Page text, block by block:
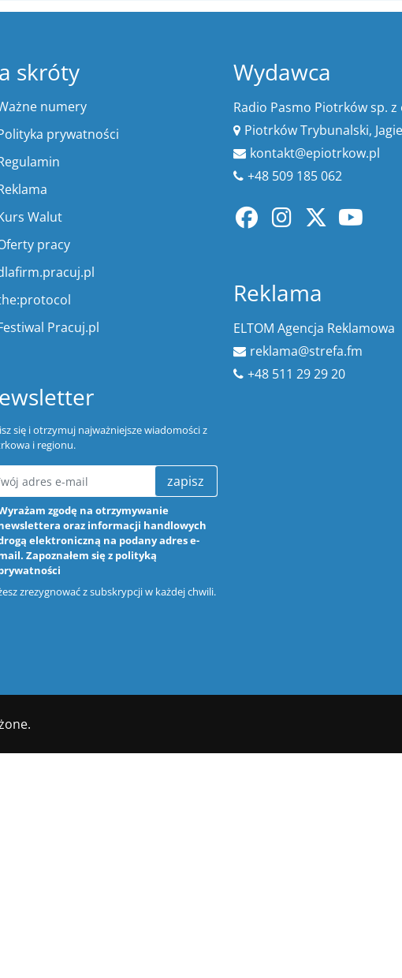
skróty
numery
prywatności
Walut
pracy
Pracuj.pl
się i otrzymuj najważniejsze wiadomości z
i regionu.
zapisz
zgodę na otrzymywanie
oraz informacji handlowych
elektroniczną na podany adres e-
Zapoznałem się z polityką
zrezygnować z subskrypcji w każdej chwili.
Wydawca
Radio Pasmo Piotrków sp. z
Piotrków Trybunalski,
kontakt@epiotrkow.pl
+48 509 185 062
Reklama
ELTOM Agencja Reklamowa
reklama@strefa.fm
+48 511 29 29 20